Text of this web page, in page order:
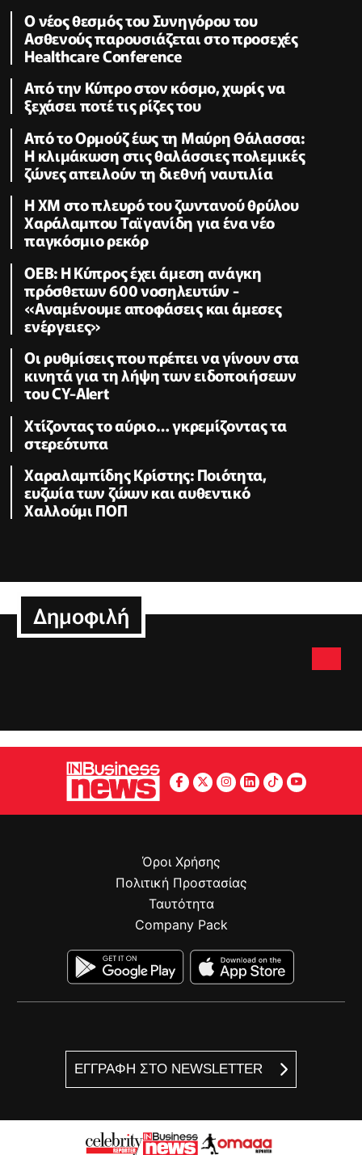
Ο νέος θεσμός του Συνηγόρου του
Ασθενούς παρουσιάζεται στο προσεχές
Healthcare Conference
Από την Κύπρο στον κόσμο, χωρίς να
ξεχάσει ποτέ τις ρίζες του
Από το Ορμούζ έως τη Μαύρη Θάλασσα:
Η κλιμάκωση στις θαλάσσιες πολεμικές
ζώνες απειλούν τη διεθνή ναυτιλία
Η XM στο πλευρό του ζωντανού θρύλου
Χαράλαμπου Ταϊγανίδη για ένα νέο
παγκόσμιο ρεκόρ
ΟΕΒ: Η Κύπρος έχει άμεση ανάγκη
πρόσθετων 600 νοσηλευτών -
«Αναμένουμε αποφάσεις και άμεσες
ενέργειες»
Οι ρυθμίσεις που πρέπει να γίνουν στα
κινητά για τη λήψη των ειδοποιήσεων
του CY-Alert
Χτίζοντας το αύριο… γκρεμίζοντας τα
στερεότυπα
Χαραλαμπίδης Κρίστης: Ποιότητα,
ευζωία των ζώων και αυθεντικό
Χαλλούμι ΠΟΠ
Δημοφιλή
ΕΓΓΡΑΦΗ ΣΤΟ NEWSLETTER
Όροι Χρήσης
Πολιτική Προστασίας
Ταυτότητα
Company Pack